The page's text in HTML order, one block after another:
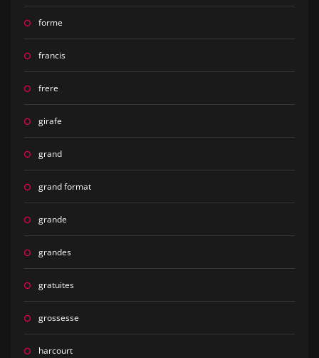
forme
francis
frere
girafe
grand
grand format
grande
grandes
gratuites
grossesse
harcourt